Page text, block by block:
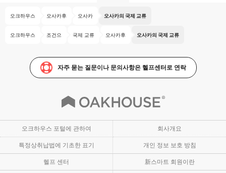
오크하우스 오사카후 오사카 오사카의 국제 교류
오크하우스 조건으 국제 교류 오사카후 오사카의 국제 교류
자주 묻는 질문이나 문의사항은 헬프센터로 연락
오크하우스 포털에 관하여 회사개요
특정상취납법에 기초한 표기 개인 정보 보호 방침
헬프 센터 新스마트 회원이란